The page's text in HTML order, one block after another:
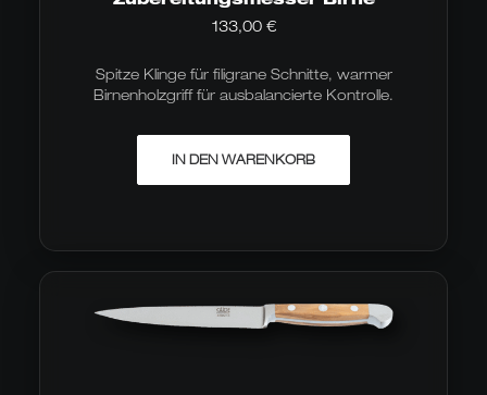
133,00 €
Spitze Klinge für filigrane Schnitte, warmer
Birnenholzgriff für ausbalancierte Kontrolle.
IN DEN WARENKORB